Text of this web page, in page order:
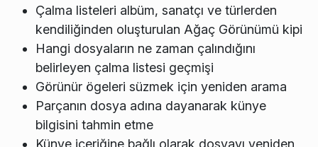
Çalma listeleri albüm, sanatçı ve türlerden
kendiliğinden oluşturulan Ağaç Görünümü kipi
Hangi dosyaların ne zaman çalındığını
belirleyen çalma listesi geçmişi
Görünür ögeleri süzmek için yeniden arama
Parçanın dosya adına dayanarak künye
bilgisini tahmin etme
Künye içeriğine bağlı olarak dosyayı yeniden